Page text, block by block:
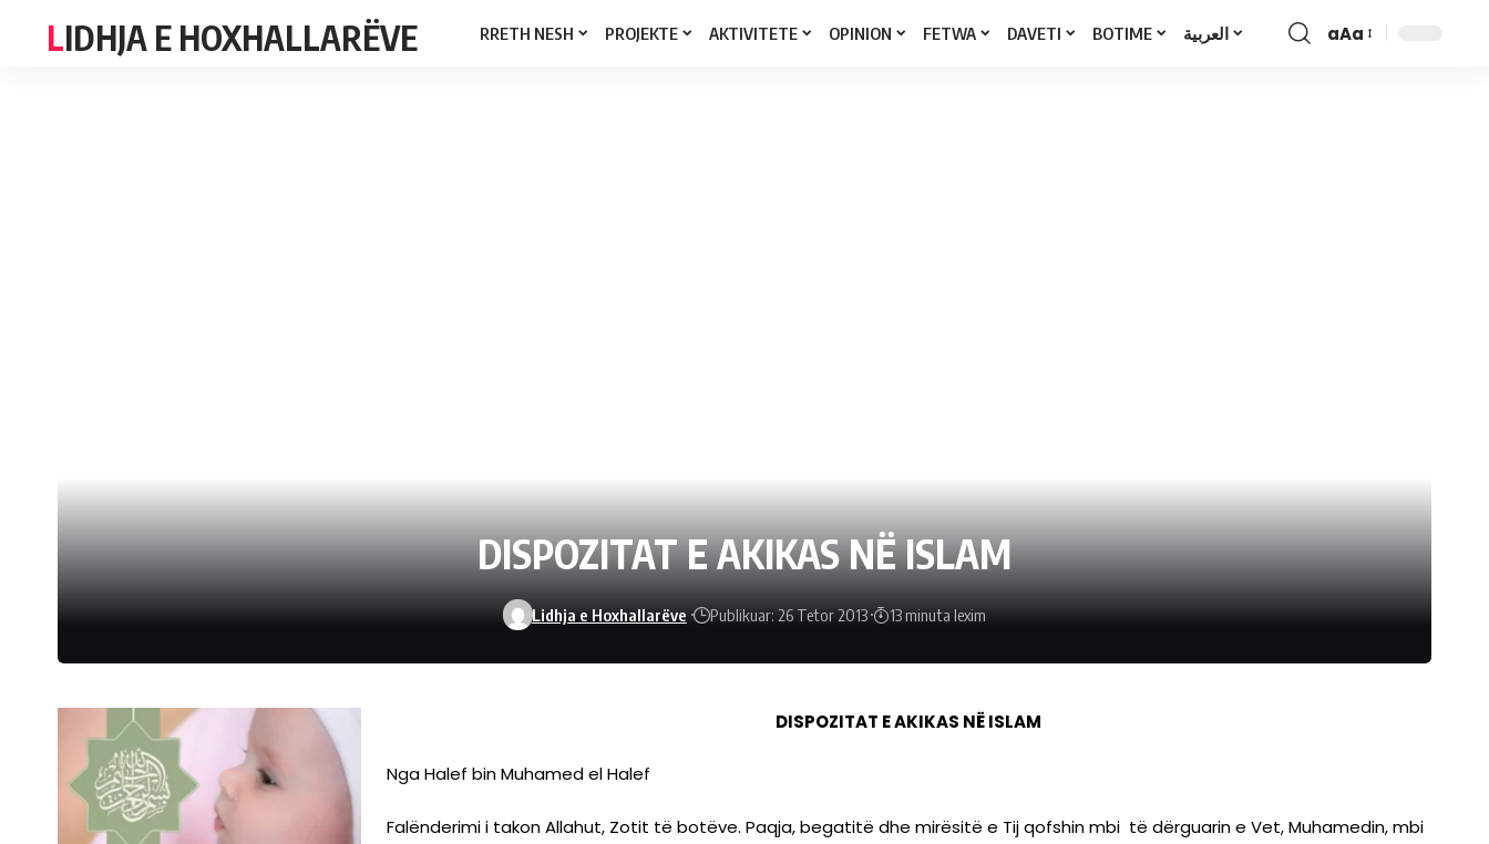
LIDHJA E HOXHALLARËVE RRETH NESH PROJEKTE AKTIVITETE OPINION FETWA DAVETI BOTIME العربية
Font
aAa
DISPOZITAT E AKIKAS NË ISLAM
Lidhja e Hoxhallarëve Publikuar: 26 Tetor 2013 13 minuta lexim
DISPOZITAT E AKIKAS NË ISLAM
Nga Halef bin Muhamed el Halef
Falënderimi i takon Allahut, Zotit të botëve. Paqja, begatitë dhe mirësitë e Tij qofshin mbi të dërguarin e Vet, Muhamedin, mbi